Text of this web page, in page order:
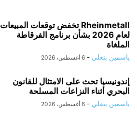
Rheinmetall تخفض توقعات المبيعات
لعام 2026 بشأن برنامج الفرقاطة
الملغاة
ياسمين بنعلي - 6 أغسطس، 2026
إندونيسيا تحث على الامتثال للقانون
البحري أثناء النزاعات المسلحة
ياسمين بنعلي - 6 أغسطس، 2026